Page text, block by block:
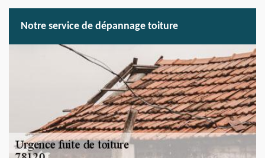
Notre service de dépannage toiture